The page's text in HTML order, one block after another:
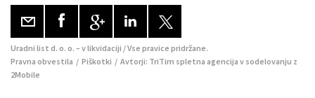
Uradni list d. o. o. – v likvidaciji / Vse pravice pridržane.
Pravna obvestila / Piškotki / Avtorji: TriTim spletna agencija v sodelovanju z
2Mobile